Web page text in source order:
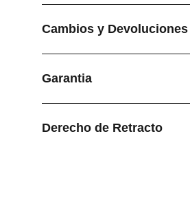
Cambios y Devoluciones
Garantia
Derecho de Retracto